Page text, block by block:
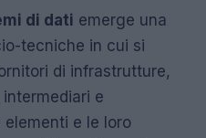
di dati emerge una
tecniche in cui si
di infrastrutture,
e
elementi e le loro